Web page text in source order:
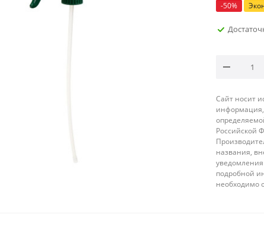
-50%
Сайт носит
информация,
Российской
названия,
подробной
необходимо